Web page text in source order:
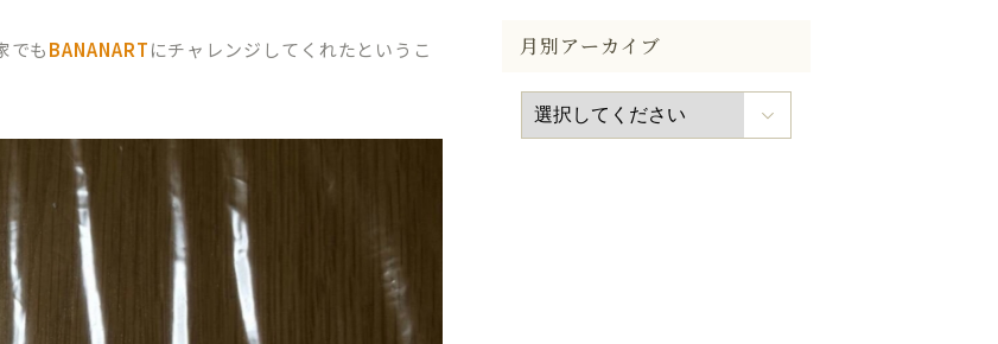
でもBANANARTにチャレンジしてくれたというこ
月別アーカイブ